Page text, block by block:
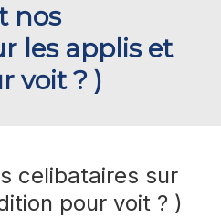
nos
les applis et
voit ? )
celibataires sur
pour voit ? )